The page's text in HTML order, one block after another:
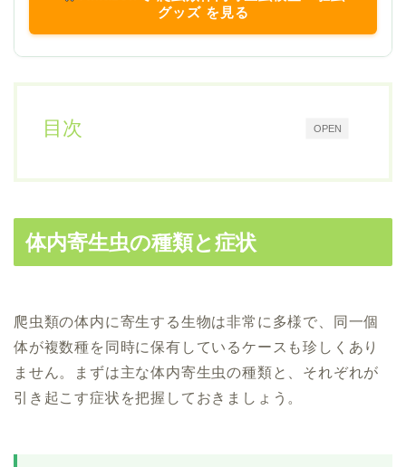
グッズ を見る
OPEN
目次
体内寄生虫の種類と症状
爬虫類の体内に寄生する生物は非常に多様で、同一個
体が複数種を同時に保有しているケースも珍しくあり
ません。まずは主な体内寄生虫の種類と、それぞれが
引き起こす症状を把握しておきましょう。